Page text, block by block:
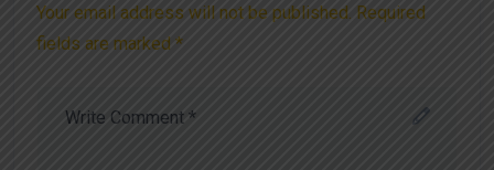
Your email address will not be published. Required
fields are marked *